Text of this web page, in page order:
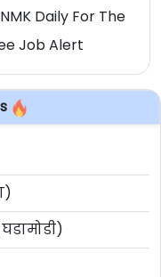
Daily For The
Job Alert